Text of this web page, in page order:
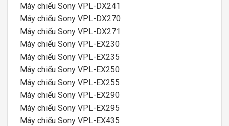
Máy chiếu Sony VPL-DX241
Máy chiếu Sony VPL-DX270
Máy chiếu Sony VPL-DX271
Máy chiếu Sony VPL-EX230
Máy chiếu Sony VPL-EX235
Máy chiếu Sony VPL-EX250
Máy chiếu Sony VPL-EX255
Máy chiếu Sony VPL-EX290
Máy chiếu Sony VPL-EX295
Máy chiếu Sony VPL-EX435